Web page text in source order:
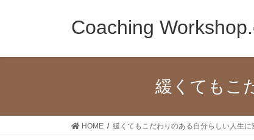
Coaching
緩くてもこ
HOME 緩くてもこだわりのある自分らしい人生に